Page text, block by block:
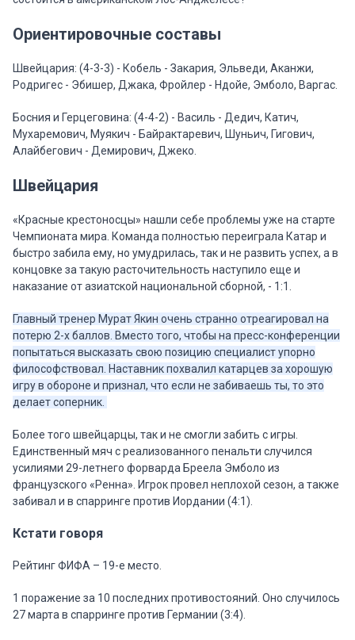
Ориентировочные составы
Швейцария: (4-3-3) - Кобель - Закария, Эльведи, Аканжи,
Родригес - Эбишер, Джака, Фройлер - Ндойе, Эмболо, Варгас.
Босния и Герцеговина: (4-4-2) - Василь - Дедич, Катич,
Мухаремович, Муякич - Байрактаревич, Шуньич, Гигович,
Алайбегович - Демирович, Джеко.
Швейцария
«Красные крестоносцы» нашли себе проблемы уже на старте
Чемпионата мира. Команда полностью переиграла Катар и
быстро забила ему, но умудрилась, так и не развить успех, а в
концовке за такую расточительность наступило еще и
наказание от азиатской национальной сборной, - 1:1.
Главный тренер Мурат Якин очень странно отреагировал на
потерю 2-х баллов. Вместо того, чтобы на пресс-конференции
попытаться высказать свою позицию специалист упорно
философствовал. Наставник похвалил катарцев за хорошую
игру в обороне и признал, что если не забиваешь ты, то это
делает соперник.
Более того швейцарцы, так и не смогли забить с игры.
Единственный мяч с реализованного пенальти случился
усилиями 29-летнего форварда Бреела Эмболо из
французского «Ренна». Игрок провел неплохой сезон, а также
забивал и в спарринге против Иордании (4:1).
Кстати говоря
Рейтинг ФИФА – 19-е место.
1 поражение за 10 последних противостояний. Оно случилось
27 марта в спарринге против Германии (3:4).